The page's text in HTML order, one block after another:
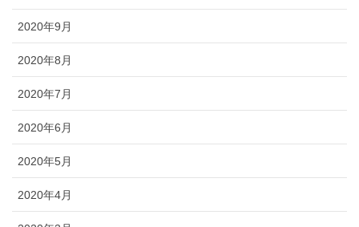
2020年9月
2020年8月
2020年7月
2020年6月
2020年5月
2020年4月